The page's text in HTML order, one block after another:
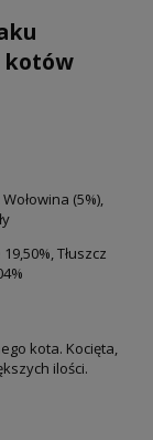
kotów
(5%),
Tłuszcz
kota. Kocięta,
ilości.